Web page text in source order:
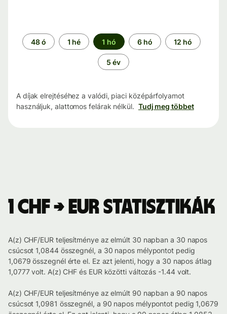
Időszak
48 ó 1 hé 1 hó 6 hó 12 hó
5 év
A díjak elrejtéséhez a valódi, piaci középárfolyamot
használjuk, alattomos felárak nélkül. Tudj meg többet
1 CHF → EUR statisztikák
A(z) CHF/EUR teljesítménye az elmúlt 30 napban a 30 napos
csúcsot 1,0844 összegnél, a 30 napos mélypontot pedig
1,0679 összegnél érte el. Ez azt jelenti, hogy a 30 napos átlag
1,0777 volt. A(z) CHF és EUR közötti változás -1.44 volt.
A(z) CHF/EUR teljesítménye az elmúlt 90 napban a 90 napos
csúcsot 1,0981 összegnél, a 90 napos mélypontot pedig 1,0679